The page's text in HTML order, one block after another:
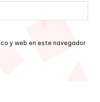
y web en este navegador